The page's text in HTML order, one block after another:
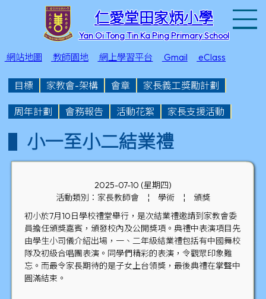
仁愛堂田家炳小學
Yan Oi Tong Tin Ka Ping Primary School
網站地圖 教師園地 網上學習平台 Gmail eClass
目標 家教會-架構 會章 家長義工獎勵計劃
周年計劃 會務報告 活動花絮 家長支援活動
小一至小二結業禮
2025-07-10 (星期四)
活動類別：家長教師會
¦ 學術 ¦
頒獎
初小於7月10日學校禮堂舉行，是次結業禮邀請到家教會委
員擔任頒獎嘉賓，頒發校內及公開獎項。典禮中表演項目先
由學生小司儀介紹出場，一、二年級結業禮包括有中國舞校
隊及初級合唱團表演。同學們精彩的表演，令觀眾印象難
忘。而最令家長期待的是子女上台領獎，最後典禮在掌聲中
圓滿結束。